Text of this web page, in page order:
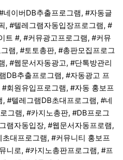
이버DB추출프로그램, #자동글
, #텔레그램자동입장프로그램, #
트 #, #커뮤광고프로그램, #커뮤
램, #토토총판, #총판모집프로그
, #웹문서자동광고, #단톡방관리
DB추출프로그램, #자동광고 프
회원유입프로그램, #자동 홍보프
#텔레그램DB초대프로그램, #네
그램, #카지노총판, #DB프로그
램자동입장, #웹문서자동프로램,
대프로그램, #커뮤니티 홍보프
니로, #카지노총판프로그램, #프